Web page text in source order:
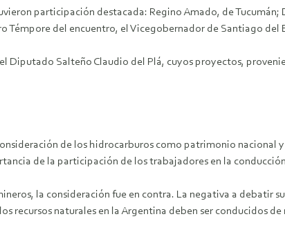
participación destacada: Regino Amado, de Tucumán;
Témpore del encuentro, el Vicegobernador de Santiago del
Diputado Salteño Claudio del Plá, cuyos proyectos,
de los hidrocarburos como patrimonio nacional
de la participación de los trabajadores en la conducción
la consideración fue en contra. La negativa a debatir
recursos naturales en la Argentina deben ser conducidos